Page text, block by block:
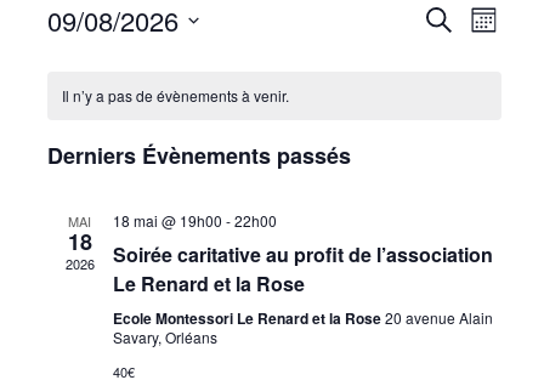
Recherche
Recherche
Mois
09/08/2026
date.
Il n’y a pas de évènements à venir.
Derniers Évènements passés
MAI
18
2026
18 mai @ 19h00 -22h00
Soirée caritative au profit de l’association
Le Renard et la Rose
Ecole Montessori Le Renard et la Rose20 avenue Alain
Savary, Orléans
40€